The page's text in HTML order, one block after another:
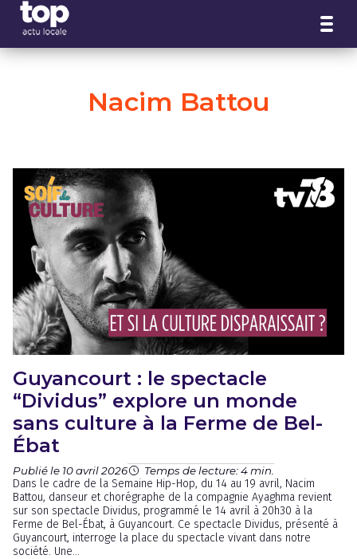
Nacim Battou
Guyancourt : le spectacle
“Dividus” explore un monde
sans culture à la Ferme de Bel-
Ébat
Publié le 10 avril 2026 Temps de lecture: 4 min.
Dans le cadre de la Semaine Hip-Hop, du 14 au 19 avril, Nacim
Battou, danseur et chorégraphe de la compagnie Ayaghma revient
sur son spectacle Dividus, programmé le 14 avril à 20h30 à la
Ferme de Bel-Ébat, à Guyancourt. Ce spectacle Dividus, présenté à
Guyancourt, interroge la place du spectacle vivant dans notre
société. Une...
Panneau de gestion des cookies